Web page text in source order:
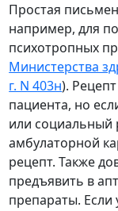
Простая
например, для
психотропных
Министерства
г. N 403н).
пациента, но
или социальный
амбулаторной
рецепт. Также
предъявить в
препараты. Если